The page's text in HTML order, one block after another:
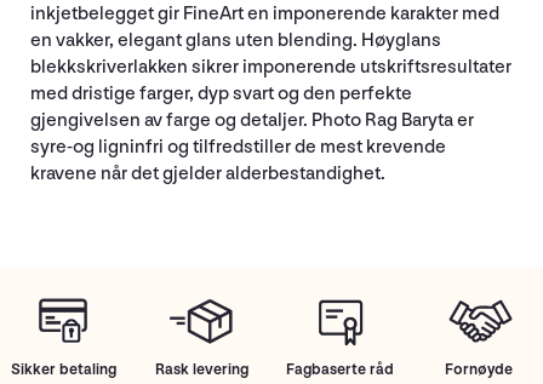
inkjetbelegget gir FineArt en imponerende karakter med
en vakker, elegant glans uten blending. Høyglans
blekkskriverlakken sikrer imponerende utskriftsresultater
med dristige farger, dyp svart og den perfekte
gjengivelsen av farge og detaljer. Photo Rag Baryta er
syre-og ligninfri og tilfredstiller de mest krevende
kravene når det gjelder alderbestandighet.
Sikker betaling Rask levering Fagbaserte råd
Fornøyde